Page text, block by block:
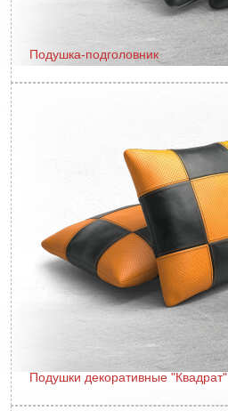
Подушка-подголовник
Подушки декоративные "Квадрат"